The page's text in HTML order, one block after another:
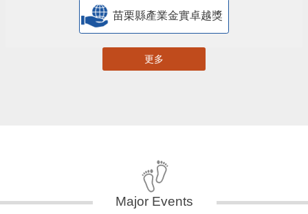
苗栗縣產業金實卓越獎
更多